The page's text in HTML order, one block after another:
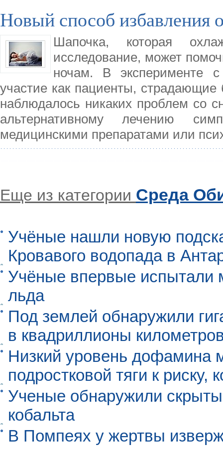
Новый способ избавления
Шапочка, которая
исследование, может
ночам. В эксперименте
участие как пациенты,
наблюдалось никаких проблем со
альтернативному лечению
медицинскими препаратами или
Еще из категории Среда
Учёные нашли новую
Кровавого водопада в
Учёные впервые испытали
льда
Под землей обнаружили
в квадриллионы
Низкий уровень дофамина
подростковой тяги к риску,
Ученые обнаружили
кобальта
В Помпеях у жертвы